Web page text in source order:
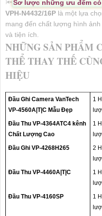
🔦Sơ lược những ưu đểm có
VPH-N4432/16P là một lựa
mang đến chất lượng hình
và tiện ích.
NHỮNG SẢN PHẨM
THỂ THAY THẾ
HIỆU
Đầu Ghi Camera VanTech
VP-4560A|T|C Mẫu Đẹp
1
Đầu Thu VP-4364ATC4 kênh
Chất Lượng Cao
1
Đầu Ghi VP-4268H265
2
Đầu Thu VP-4460A|T|C
1
Đầu Thu VP-4160SP
1